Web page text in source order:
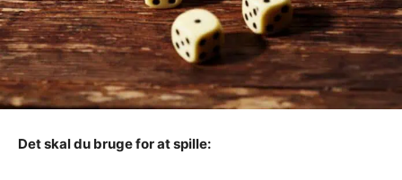
Det skal du bruge for at spille: